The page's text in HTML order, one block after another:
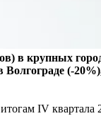
в крупных
Волгограде (-
IV квартала